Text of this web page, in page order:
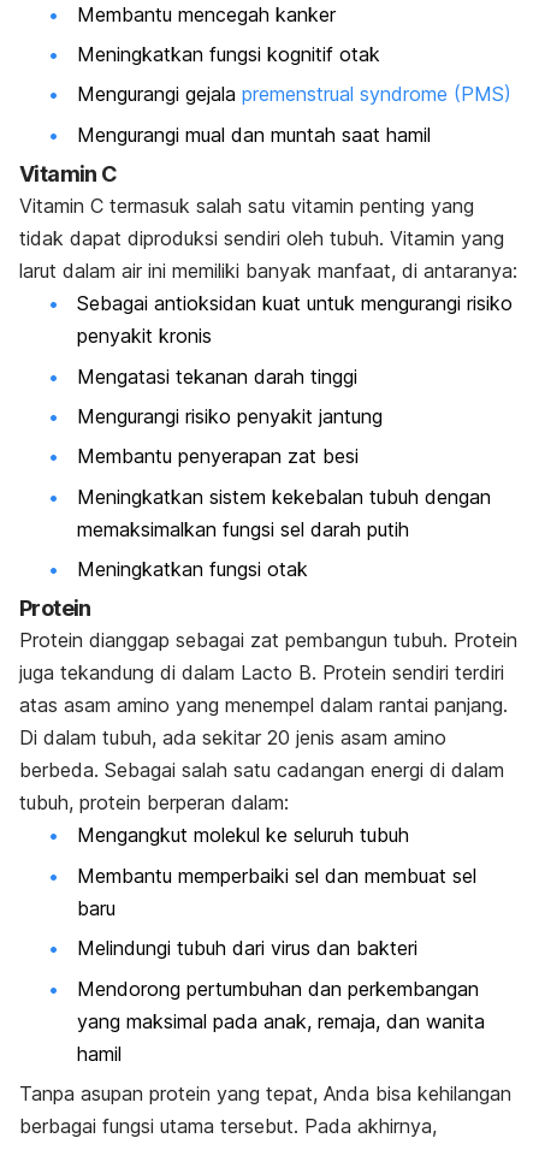
Membantu mencegah kanker
Meningkatkan fungsi kognitif otak
Mengurangi gejala premenstrual syndrome (PMS)
Mengurangi mual dan muntah saat hamil
Vitamin C
Vitamin C termasuk salah satu vitamin penting yang
tidak dapat diproduksi sendiri oleh tubuh. Vitamin yang
larut dalam air ini memiliki banyak manfaat, di antaranya:
Sebagai antioksidan kuat untuk mengurangi risiko
penyakit kronis
Mengatasi tekanan darah tinggi
Mengurangi risiko penyakit jantung
Membantu penyerapan zat besi
Meningkatkan sistem kekebalan tubuh dengan
memaksimalkan fungsi sel darah putih
Meningkatkan fungsi otak
Protein
Protein dianggap sebagai zat pembangun tubuh. Protein
juga tekandung di dalam Lacto B. Protein sendiri terdiri
atas asam amino yang menempel dalam rantai panjang.
Di dalam tubuh, ada sekitar 20 jenis asam amino
berbeda. Sebagai salah satu cadangan energi di dalam
tubuh, protein berperan dalam:
Mengangkut molekul ke seluruh tubuh
Membantu memperbaiki sel dan membuat sel
baru
Melindungi tubuh dari virus dan bakteri
Mendorong pertumbuhan dan perkembangan
yang maksimal pada anak, remaja, dan wanita
hamil
Tanpa asupan protein yang tepat, Anda bisa kehilangan
berbagai fungsi utama tersebut. Pada akhirnya,